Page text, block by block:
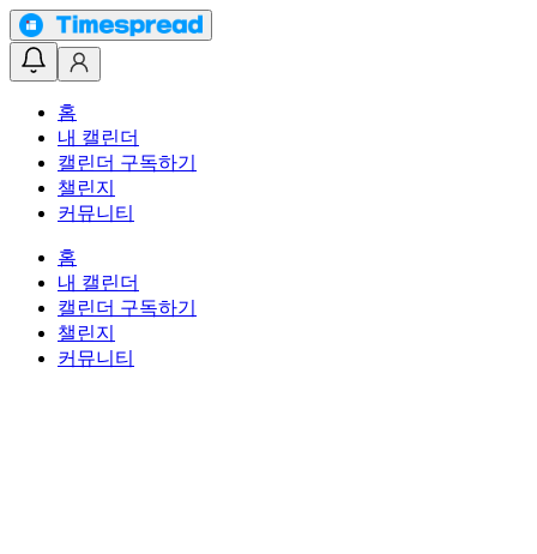
홈
내 캘린더
캘린더 구독하기
챌린지
커뮤니티
홈
내 캘린더
캘린더 구독하기
챌린지
커뮤니티